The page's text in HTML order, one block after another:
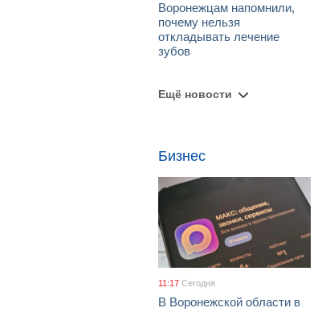
Воронежцам напомнили,
почему нельзя
откладывать лечение
зубов
Ещё новости
Бизнес
11:17 Сегодня
В Воронежской области в